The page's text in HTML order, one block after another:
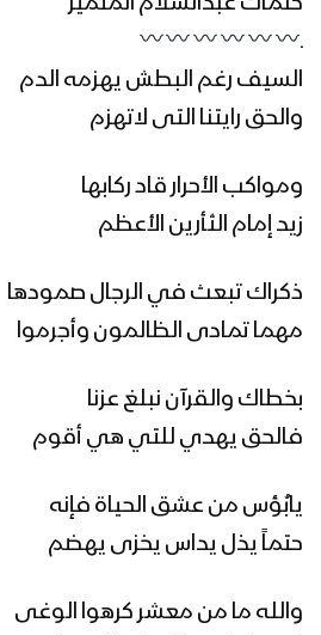
تعز – مقابلات ورسائل
زيد 1445هـ
البيضاء – مقابلات
المرابطين في جبهة
تعز – مقابلات
المرابطين في
الضالع – مقابلات
ـ
السيف رغم البطش يهزمه الدم
والحق رايتنا التى لاتهزم
ومواكب الأحرار قاد ركابها
زيد إمام الثأرين الأعظم
ذكراك تبعث في الرجال صمودها
مهما تمادى الظالمون وأجرموا
بخطاك والقرآن نبلغ عزنا
فالحق يهدي للتي هي أقوم
يابُؤس من عشق الحياة فإنه
حتماً يذل يداس يخزى يهضم
والله ما من معشر كرهوا الوغى